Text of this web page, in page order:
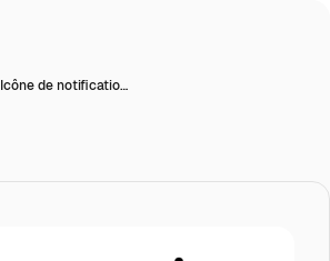
Icône de notificatio…